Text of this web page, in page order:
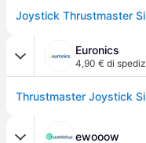
Euronics
4,90 € di
ewooow